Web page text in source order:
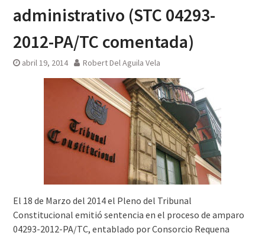
administrativo (STC 04293-
2012-PA/TC comentada)
abril 19, 2014 Robert Del Aguila Vela
El 18 de Marzo del 2014 el Pleno del Tribunal
Constitucional emitió sentencia en el proceso de amparo
04293-2012-PA/TC, entablado por Consorcio Requena